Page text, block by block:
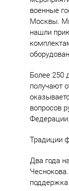
военные
Москвы.
нашли
Более 250
получают
вопросов
Федерации.
Традиции
Два года